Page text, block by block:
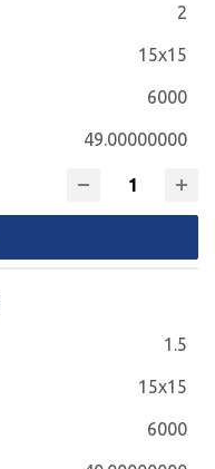
2
15x15
6000
49.00000000
1.5
15x15
6000